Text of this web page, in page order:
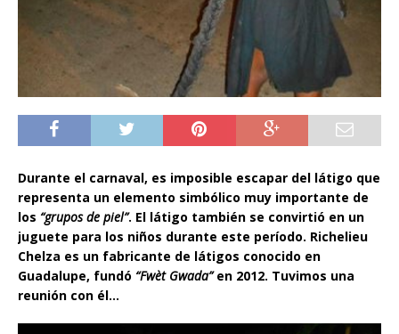
Durante el carnaval, es imposible escapar del látigo que
representa un elemento simbólico muy importante de
los “grupos de piel”. El látigo también se convirtió en un
juguete para los niños durante este período. Richelieu
Chelza es un fabricante de látigos conocido en
Guadalupe, fundó “Fwèt Gwada”en 2012. Tuvimos una
reunión con él…